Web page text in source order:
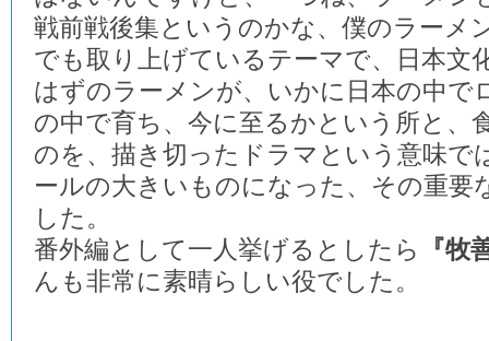
戦前戦後集というのかな、僕のラーメ
でも取り上げているテーマで、日本文
はずのラーメンが、いかに日本の中で
の中で育ち、今に至るかという所と、
のを、描き切ったドラマという意味で
ールの大きいものになった、その重要
した。
番外編として一人挙げるとしたら
『牧
んも非常に素晴らしい役でした。